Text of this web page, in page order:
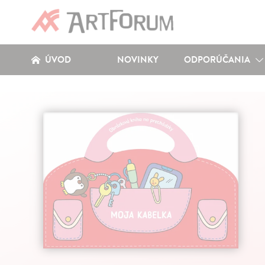
ÚVOD NOVINKY ODPORÚČANIA